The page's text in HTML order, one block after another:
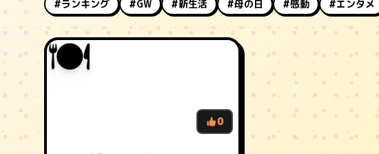
#ランキング #GW #新生活 #母の日 #感動 #エンタメ
🍽️
0